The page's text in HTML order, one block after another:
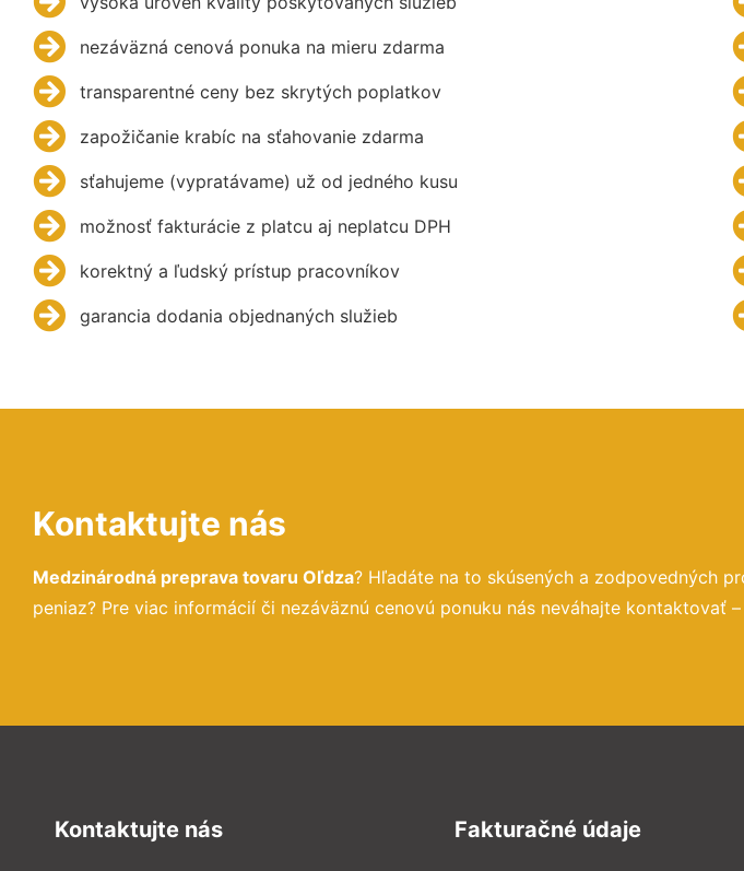
nezáväzná cenová ponuka na mieru zdarma
transparentné ceny bez skrytých poplatkov
zapožičanie krabíc na sťahovanie zdarma
sťahujeme (vypratávame) už od jedného kusu
možnosť fakturácie z platcu aj neplatcu DPH
korektný a ľudský prístup pracovníkov
garancia dodania objednaných služieb
Kontaktujte nás
Medzinárodná preprava tovaru Oľdza? Hľadáte na to skúsených a zodpovedných
peniaz? Pre viac informácií či nezáväznú cenovú ponuku nás neváhajte kontaktovať
Kontaktujte nás Fakturačné údaje